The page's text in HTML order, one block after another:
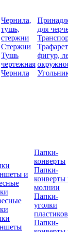
Чернила,
тушь,
стержни
Стержни
Тушь
чертежная
Чернила
для
фигур,
и
Папки-
конверты
Папки-
конверты
молнии
Папки-
уголки
Папки-